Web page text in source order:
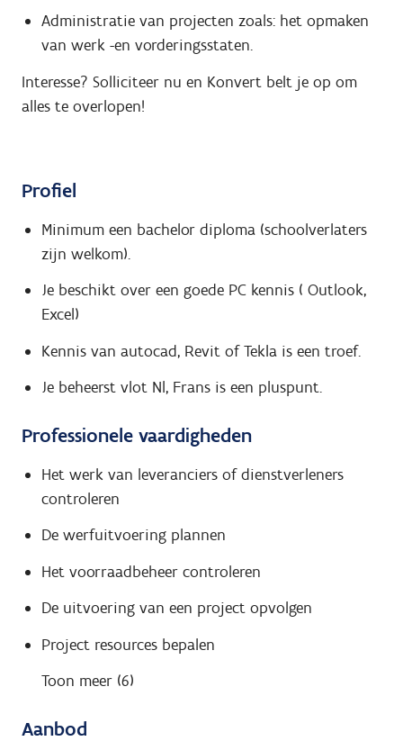
Administratie van projecten zoals: het opmaken
van werk -en vorderingsstaten.
Interesse? Solliciteer nu en Konvert belt je op om
alles te overlopen!
Profiel
Minimum een bachelor diploma (schoolverlaters
zijn welkom).
Je beschikt over een goede PC kennis ( Outlook,
Excel)
Kennis van autocad, Revit of Tekla is een troef.
Je beheerst vlot Nl, Frans is een pluspunt.
Professionele vaardigheden
Het werk van leveranciers of dienstverleners
controleren
De werfuitvoering plannen
Het voorraadbeheer controleren
De uitvoering van een project opvolgen
Project resources bepalen
Toon meer (6)
Aanbod